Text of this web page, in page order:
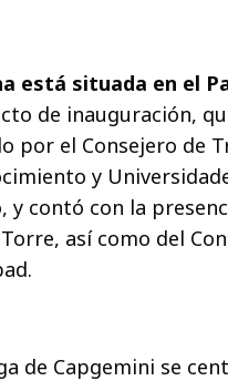
está situada en el
de inauguración,
por el Consejero de
y
y contó con la
así como del
de Capgemini se